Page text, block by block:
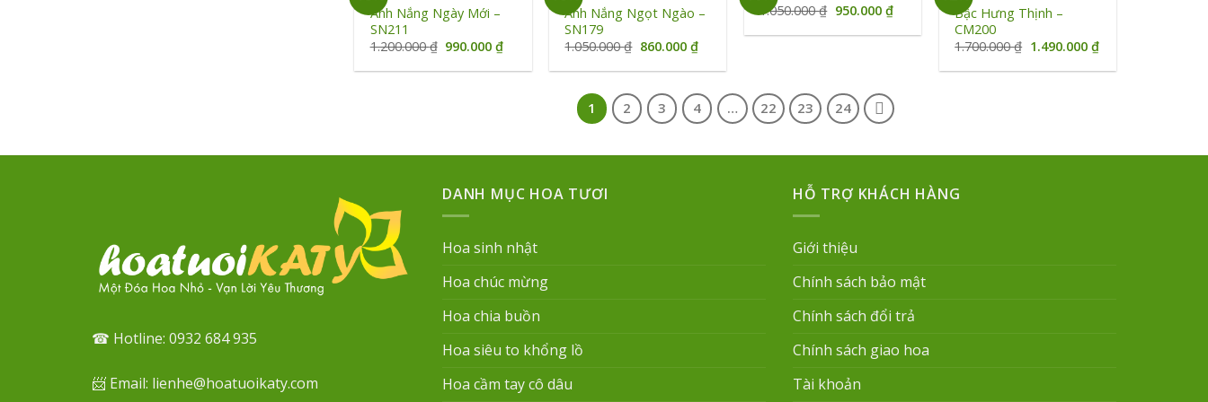
Ánh Nắng Ngày Mới –
SN211
1.200.000₫ Giá
là:
990.000 ₫Giá
hiện
tại
Ánh Nắng Ngọt Ngào –
SN179
1.050.000₫ Giá
là:
860.000 ₫Giá
hiện
tại
860.000 ₫.
1.050.000₫ Giá
là:
950.000 ₫Giá
hiện
tại
Bậc Hưng Thịnh –
CM200
1.700.000₫ Giá
là:
1.490.000 ₫Giá
hiện
tại
1 2 3 4 … 22 23 24
☎ Hotline: 0932 684 935
📨 Email: lienhe@hoatuoikaty.com
DANH MỤC HOA TƯƠI
Hoa sinh nhật
Hoa chúc mừng
Hoa chia buồn
Hoa siêu to khổng lồ
Hoa cầm tay cô dâu
HỖ TRỢ KHÁCH HÀNG
Giới thiệu
Chính sách bảo mật
Chính sách đổi trả
Chính sách giao hoa
Tài khoản